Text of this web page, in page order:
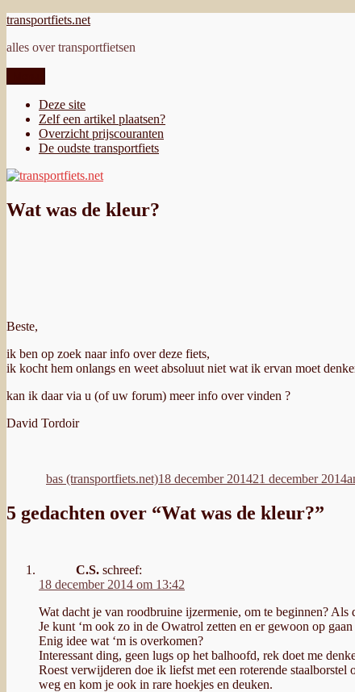
Ga
de
transportfiets.net
alles over transportfietsen
Deze site
Zelf een artikel plaatsen?
Overzicht prijscouranten
De oudste transportfiets
Wat was de kleur?
Beste,
ik ben op zoek naar info over deze fiets,
ik kocht hem onlangs en weet absoluut niet wat ik ervan moet
kan ik daar via u (of uw forum) meer info over vinden ?
David Tordoir
bas (transportfiets.net)18 december 201421 december 2014
5 gedachten over “Wat was de kleur?”
C.S. schreef:
18 december 2014 om 13:42
Wat dacht je van roodbruine ijzermenie, om te beginnen?
Je kunt ‘m ook zo in de Owatrol zetten en er gewoon op
Enig idee wat ‘m is overkomen?
Interessant ding, geen lugs op het balhoofd, rek doet me
Roest verwijderen doe ik liefst met een roterende
weg en kom je ook in rare hoekjes en deuken.